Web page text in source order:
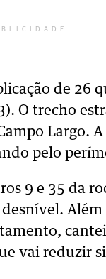
de 26
O trecho
Largo.
pelo
9 e 35 da
Além
vai reduzir